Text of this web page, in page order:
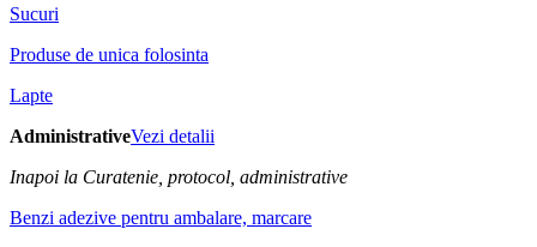
Sucuri
Produse de unica folosinta
Lapte
AdministrativeVezi detalii
Inapoi la Curatenie, protocol, administrative
Benzi adezive pentru ambalare, marcare